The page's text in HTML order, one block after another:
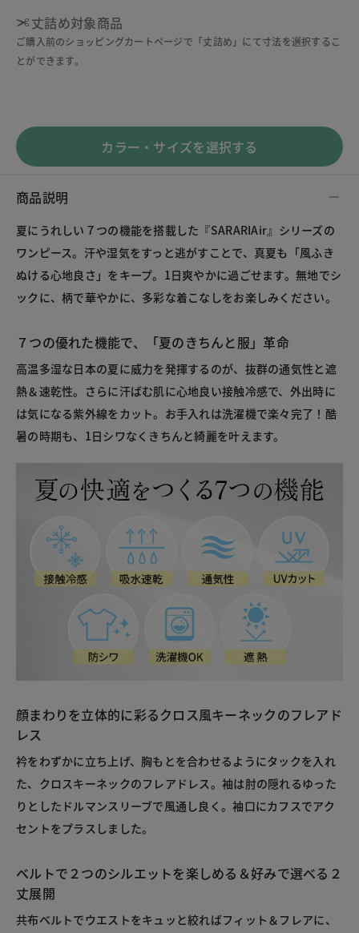
丈詰め対象商品
ご購入前のショッピングカートページで「丈詰め」にて寸法を選択するこ
とができます。
カラー・サイズを選択する
商品説明
夏にうれしい７つの機能を搭載した『SARARIAir』シリーズの
ワンピース。汗や湿気をすっと逃がすことで、真夏も「風ふき
ぬける心地良さ」をキープ。1日爽やかに過ごせます。無地でシ
ックに、柄で華やかに、多彩な着こなしをお楽しみください。
７つの優れた機能で、「夏のきちんと服」革命
高温多湿な日本の夏に威力を発揮するのが、抜群の通気性と遮
熱＆速乾性。さらに汗ばむ肌に心地良い接触冷感で、外出時に
は気になる紫外線をカット。お手入れは洗濯機で楽々完了！酷
暑の時期も、1日シワなくきちんと綺麗を叶えます。
顔まわりを立体的に彩るクロス風キーネックのフレアド
レス
衿をわずかに立ち上げ、胸もとを合わせるようにタックを入れ
た、クロスキーネックのフレアドレス。袖は肘の隠れるゆった
りとしたドルマンスリーブで風通し良く。袖口にカフスでアク
セントをプラスしました。
ベルトで２つのシルエットを楽しめる＆好みで選べる２
丈展開
共布ベルトでウエストをキュッと絞ればフィット＆フレアに、